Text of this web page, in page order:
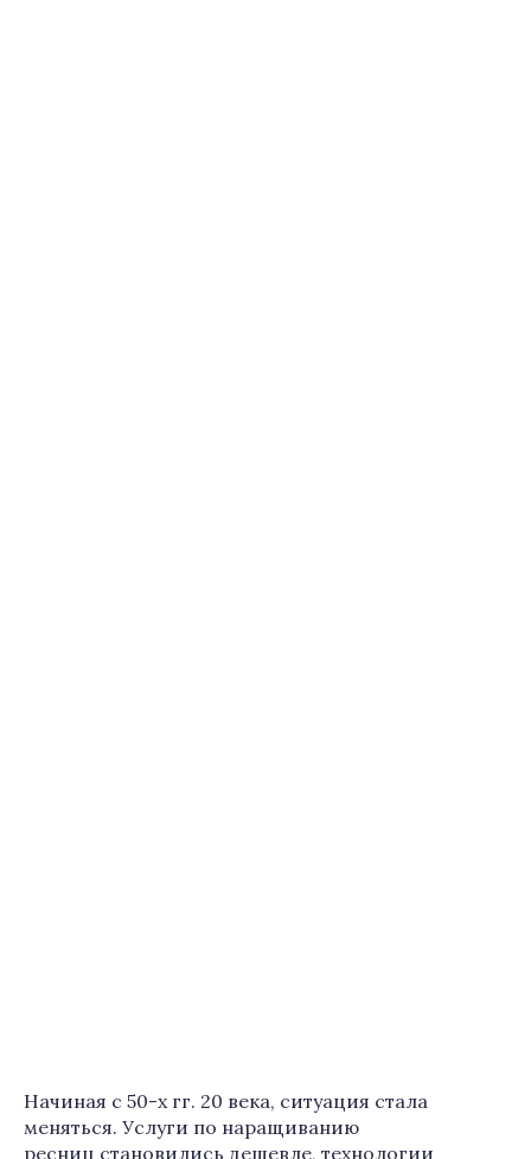
Начиная с 50-х гг. 20 века, ситуация стала
меняться. Услуги по наращиванию
ресниц становились дешевле, технологии